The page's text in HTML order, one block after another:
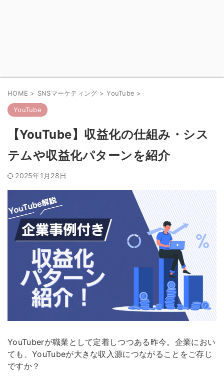
HOME > SNSマーケティング > YouTube >
YouTube
【YouTube】収益化の仕組み・シス
テムや収益化パターンを紹介
2025年1月28日
YouTuberが職業として定着しつつある昨今。企業におい
ても、YouTubeが大きな収入源につながることをご存じ
ですか？